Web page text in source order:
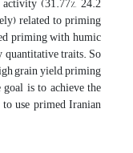
related to priming
priming with humic
quantitative traits. So
grain yield, priming
is to achieve the
use primed Iranian